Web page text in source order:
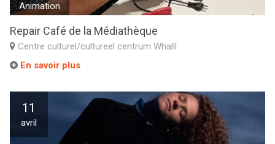
Animation
Repair Café de la Médiathèque
Centre culturel/cultureel centrum Whalll
En savoir plus
11
avril